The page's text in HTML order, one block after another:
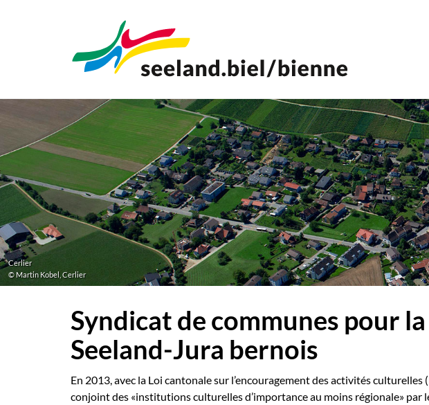
Cerlier
© Martin Kobel, Cerlier
Syndicat de communes pour
Seeland-Jura bernois
En 2013, avec la Loi cantonale sur l’encouragement des activités
conjoint des «institutions culturelles d’importance au moins régionale» par